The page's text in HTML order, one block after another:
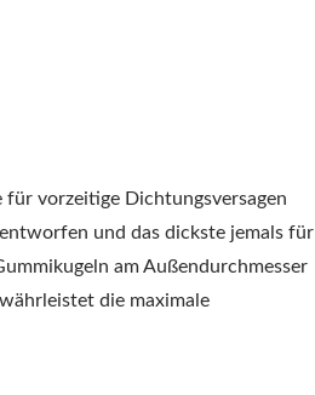
vorzeitige Dichtungsversagen
und das dickste jemals für
am Außendurchmesser
die maximale